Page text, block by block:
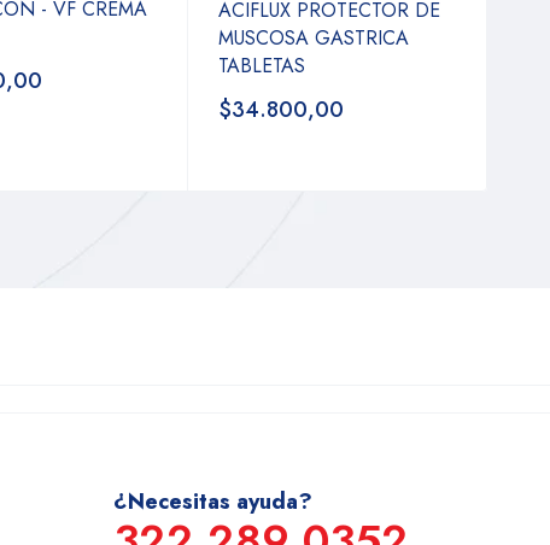
- VF CREMA
ACIFLUX PROTECTOR DE
MUSCOSA GASTRICA
TABLETAS
$34.800,00
¿Necesitas ayuda?